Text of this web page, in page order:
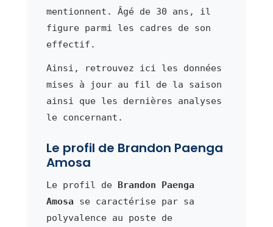
mentionnent. Âgé de 30 ans, il
figure parmi les cadres de son
effectif.
Ainsi, retrouvez ici les données
mises à jour au fil de la saison
ainsi que les dernières analyses
le concernant.
Le profil de Brandon Paenga
Amosa
Le profil de Brandon Paenga
Amosa se caractérise par sa
polyvalence au poste de